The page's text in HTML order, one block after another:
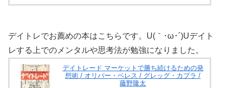
デイトレでお薦めの本はこちらです。U(｀･ω･´)Uデイト
レする上でのメンタルや思考法が勉強になりました。
デイトレード マーケットで勝ち続けるための発
想術 / オリバー・ベレス / グレッグ・カプラ /
藤野隆太